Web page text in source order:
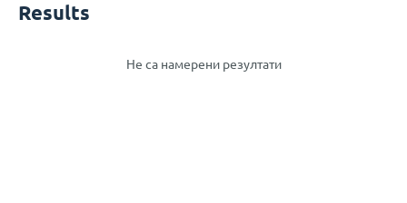
Results
Не са намерени резултати